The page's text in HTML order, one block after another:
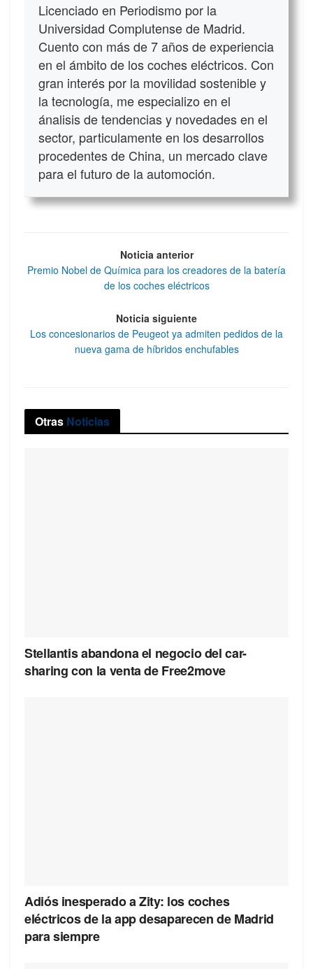
Licenciado en Periodismo por la
Universidad Complutense de Madrid.
Cuento con más de 7 años de experiencia
en el ámbito de los coches eléctricos. Con
gran interés por la movilidad sostenible y
la tecnología, me especializo en el
ánalisis de tendencias y novedades en el
sector, particulamente en los desarrollos
procedentes de China, un mercado clave
para el futuro de la automoción.
Noticia anterior
Premio Nobel de Química para los creadores de la batería
de los coches eléctricos
Noticia siguiente
Los concesionarios de Peugeot ya admiten pedidos de la
nueva gama de híbridos enchufables
Otras Noticias
Stellantis abandona el negocio del car-
sharing con la venta de Free2move
Adiós inesperado a Zity: los coches
eléctricos de la app desaparecen de Madrid
para siempre